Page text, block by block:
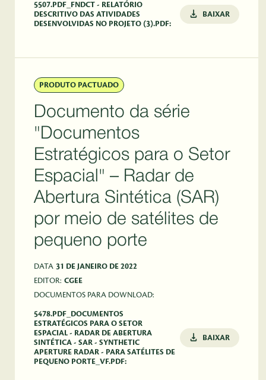
5507.PDF_FNDCT - RELATÓRIO
DESCRITIVO DAS ATIVIDADES
DESENVOLVIDAS NO PROJETO (3).PDF:
BAIXAR
PRODUTO PACTUADO
Documento da série
"Documentos
Estratégicos para o Setor
Espacial" – Radar de
Abertura Sintética (SAR)
por meio de satélites de
pequeno porte
DATA 31 DE JANEIRO DE 2022
EDITOR: CGEE
DOCUMENTOS PARA DOWNLOAD:
5478.PDF_DOCUMENTOS
ESTRATÉGICOS PARA O SETOR
ESPACIAL - RADAR DE ABERTURA
SINTÉTICA - SAR - SYNTHETIC
APERTURE RADAR - PARA SATÉLITES DE
PEQUENO PORTE_VF.PDF:
BAIXAR